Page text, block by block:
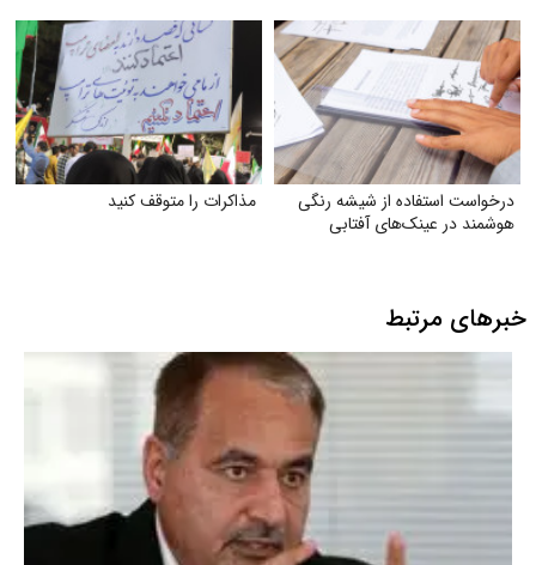
درخواست استفاده از شیشه رنگی
هوشمند در عینک‌های آفتابی
مذاکرات را متوقف کنید
خبرهای مرتبط